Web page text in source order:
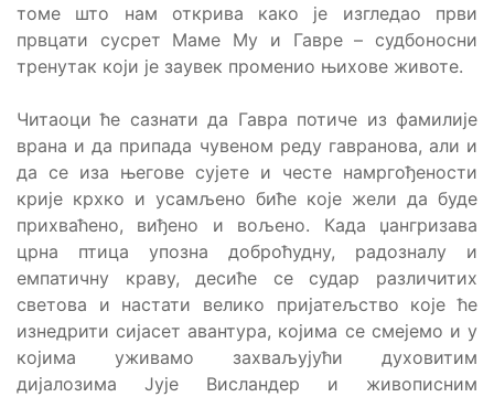
томе што нам открива како је изгледао први
првцати сусрет Маме Му и Гавре – судбоносни
тренутак који је заувек променио њихове животе.
Читаоци ће сазнати да Гавра потиче из фамилије
врана и да припада чувеном реду гавранова, али и
да се иза његове сујете и честе намргођености
крије крхко и усамљено биће које жели да буде
прихваћено, виђено и вољено. Када џангризава
црна птица упозна доброћудну, радозналу и
емпатичну краву, десиће се судар различитих
светова и настати велико пријатељство које ће
изнедрити сијасет авантура, којима се смејемо и у
којима уживамо захваљујући духовитим
дијалозима Јује Висландер и живописним